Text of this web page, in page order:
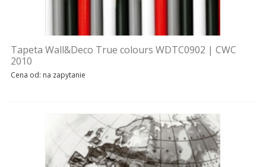
Tapeta Wall&Deco True colours WDTC0902 | CWC
2010
Cena od: na zapytanie